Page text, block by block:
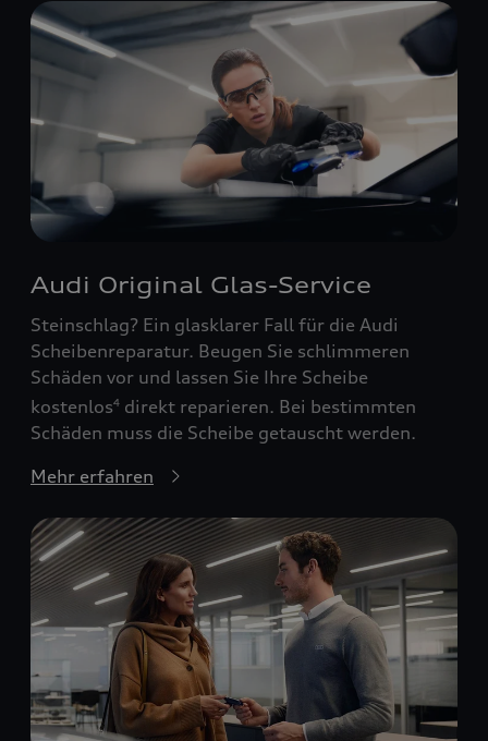
Audi Original Glas-Service
Steinschlag? Ein glasklarer Fall für die Audi
Scheibenreparatur. Beugen Sie schlimmeren
Schäden vor und lassen Sie Ihre Scheibe
kostenlos4 direkt reparieren. Bei bestimmten
Schäden muss die Scheibe getauscht werden.
Mehr erfahren